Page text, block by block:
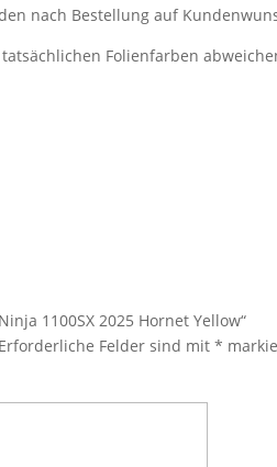
nach Bestellung auf
Folienfarben
1100SX 2025 Hornet Yellow“
Erforderliche Felder sind mit *